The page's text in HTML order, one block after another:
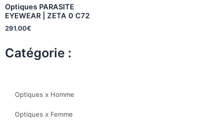
Optiques PARASITE
EYEWEAR | ZETA 0 C72
291.00€
Catégorie :
Optiques x Homme
Optiques x Femme